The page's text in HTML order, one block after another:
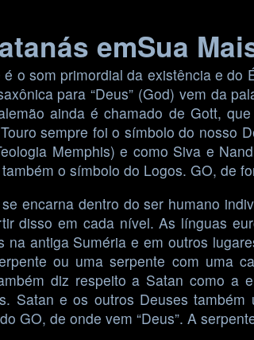
emSua
o som primordial da existência e
para “Deus” (God) vem da
ainda é chamado de Gott,
sempre foi o símbolo do nosso
Memphis) e como Siva e
o símbolo do Logos. GO, de
encarna dentro do ser humano
disso em cada nível. As línguas
antiga Suméria e em outros
ou uma serpente com uma
diz respeito a Satan como a
Satan e os outros Deuses
GO, de onde vem “Deus”. A